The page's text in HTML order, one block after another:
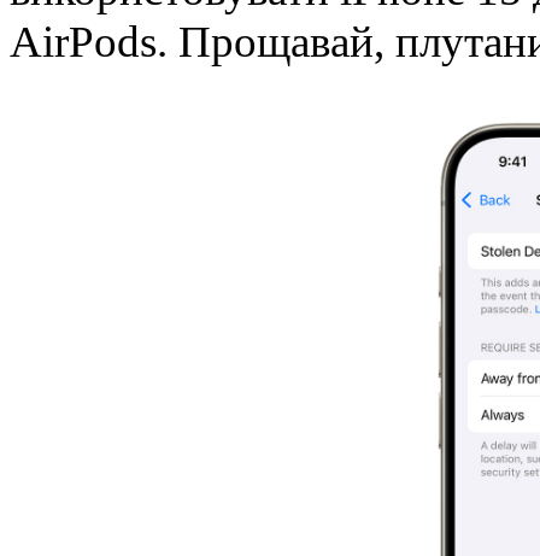
AirPods. Прощавай,